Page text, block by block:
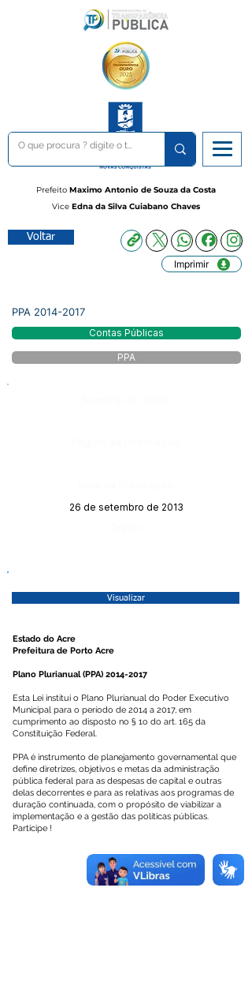
Prefeito Maximo Antonio de Souza da Costa
Vice Edna da Silva Cuiabano Chaves
Voltar
Imprimir
PPA 2014-2017
Contas Públicas
PPA
26 de setembro de 2013
Visualizar
Estado do Acre
Prefeitura de Porto Acre
Plano Plurianual (PPA) 2014-2017
Esta Lei institui o Plano Plurianual do Poder Executivo
Municipal para o período de 2014 a 2017, em
cumprimento ao disposto no § 1o do art. 165 da
Constituição Federal.
PPA é instrumento de planejamento governamental que
define diretrizes, objetivos e metas da administração
pública federal para as despesas de capital e outras
delas decorrentes e para as relativas aos programas de
duração continuada, com o propósito de viabilizar a
implementação e a gestão das políticas públicas.
Participe !